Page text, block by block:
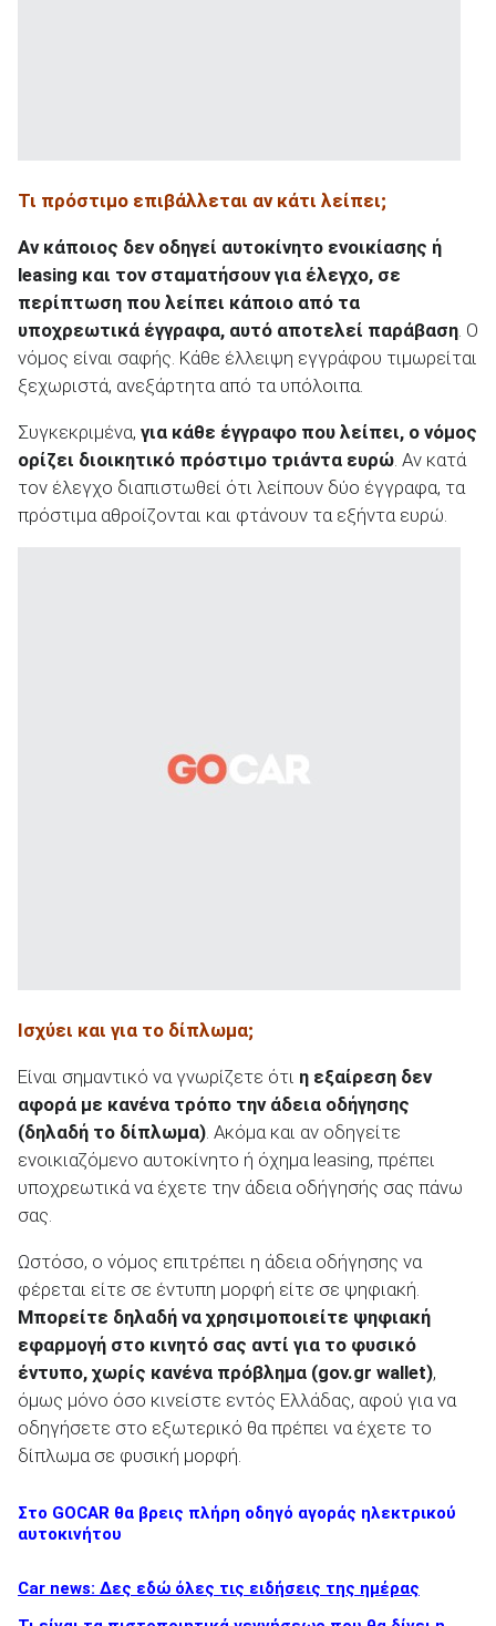
Τι πρόστιμο επιβάλλεται αν κάτι λείπει;
Αν κάποιος δεν οδηγεί αυτοκίνητο ενοικίασης ή
leasing και τον σταματήσουν για έλεγχο, σε
περίπτωση που λείπει κάποιο από τα
υποχρεωτικά έγγραφα, αυτό αποτελεί παράβαση . Ο
νόμος είναι σαφής. Κάθε έλλειψη εγγράφου τιμωρείται
ξεχωριστά, ανεξάρτητα από τα υπόλοιπα.
Συγκεκριμένα, για κάθε έγγραφο που λείπει, ο νόμος
ορίζει διοικητικό πρόστιμο τριάντα ευρώ . Αν κατά
τον έλεγχο διαπιστωθεί ότι λείπουν δύο έγγραφα, τα
πρόστιμα αθροίζονται και φτάνουν τα εξήντα ευρώ.
Ισχύει και για το δίπλωμα;
Είναι σημαντικό να γνωρίζετε ότι η εξαίρεση δεν
αφορά με κανένα τρόπο την άδεια οδήγησης
(δηλαδή το δίπλωμα). Ακόμα και αν οδηγείτε
ενοικιαζόμενο αυτοκίνητο ή όχημα leasing, πρέπει
υποχρεωτικά να έχετε την άδεια οδήγησής σας πάνω
σας.
Ωστόσο, ο νόμος επιτρέπει η άδεια οδήγησης να
φέρεται είτε σε έντυπη μορφή είτε σε ψηφιακή.
Μπορείτε δηλαδή να χρησιμοποιείτε ψηφιακή
εφαρμογή στο κινητό σας αντί για το φυσικό
έντυπο, χωρίς κανένα πρόβλημα (gov.gr wallet),
όμως μόνο όσο κινείστε εντός Ελλάδας, αφού για να
οδηγήσετε στο εξωτερικό θα πρέπει να έχετε το
δίπλωμα σε φυσική μορφή.
Στο GOCAR θα βρεις πλήρη οδηγό αγοράς ηλεκτρικού
αυτοκινήτου
Car news: Δες εδώ όλες τις ειδήσεις της ημέρας